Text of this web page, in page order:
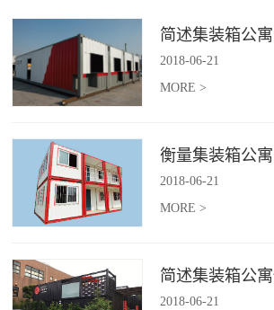
简述集装箱公
2018-06-21
MORE >
2018-06-21
MORE >
2018-06-21